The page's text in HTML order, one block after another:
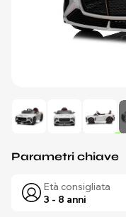
Parametri chiave
Età consigliata
3 - 8 anni